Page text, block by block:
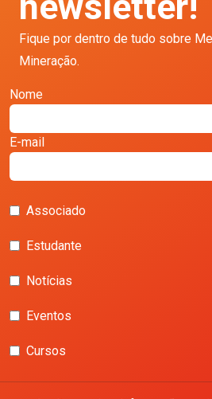
Fique por dentro de tudo sobre
Mineração.
Nome
E-mail
Associado
Estudante
Notícias
Eventos
Cursos